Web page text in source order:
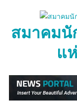
contentสมาคมนั
แ